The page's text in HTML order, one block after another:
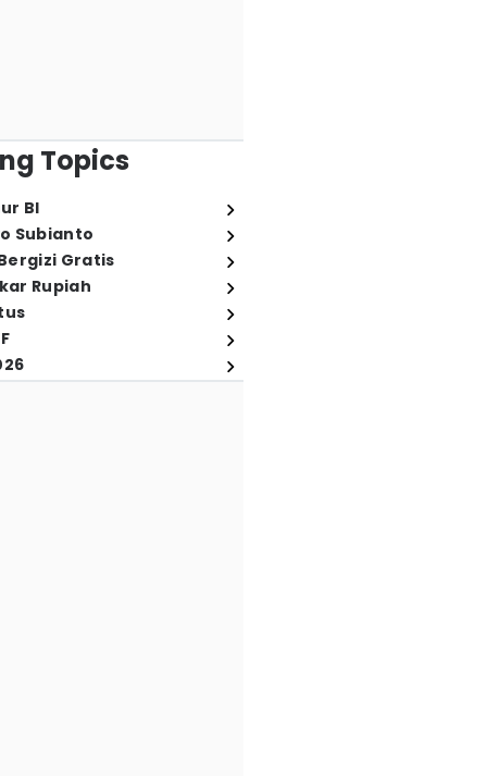
Topics
BI
Subianto
Gratis
Rupiah